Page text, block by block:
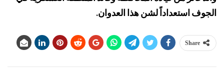
الجوف استعداداً لشن هذا العدوان.
Share